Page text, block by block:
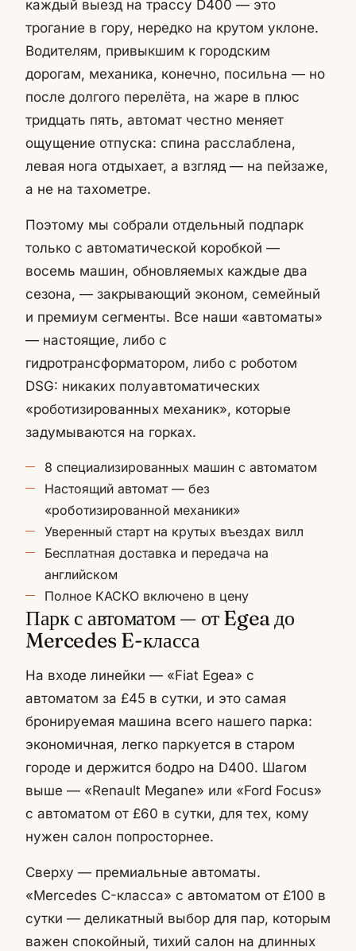
каждый выезд на трассу D400 — это
трогание в гору, нередко на крутом уклоне.
Водителям, привыкшим к городским
дорогам, механика, конечно, посильна — но
после долгого перелёта, на жаре в плюс
тридцать пять, автомат честно меняет
ощущение отпуска: спина расслаблена,
левая нога отдыхает, а взгляд — на пейзаже,
а не на тахометре.
Поэтому мы собрали отдельный подпарк
только с автоматической коробкой —
восемь машин, обновляемых каждые два
сезона, — закрывающий эконом, семейный
и премиум сегменты. Все наши «автоматы»
— настоящие, либо с
гидротрансформатором, либо с роботом
DSG: никаких полуавтоматических
«роботизированных механик», которые
задумываются на горках.
8 специализированных машин с автоматом
Настоящий автомат — без
«роботизированной механики»
Уверенный старт на крутых въездах вилл
Бесплатная доставка и передача на
английском
Полное КАСКО включено в цену
Парк с автоматом — от Egea до
Mercedes E-класса
На входе линейки — «Fiat Egea» с
автоматом за £45 в сутки, и это самая
бронируемая машина всего нашего парка:
экономичная, легко паркуется в старом
городе и держится бодро на D400. Шагом
выше — «Renault Megane» или «Ford Focus»
с автоматом от £60 в сутки, для тех, кому
нужен салон попросторнее.
Сверху — премиальные автоматы.
«Mercedes C-класса» с автоматом от £100 в
сутки — деликатный выбор для пар, которым
важен спокойный, тихий салон на длинных